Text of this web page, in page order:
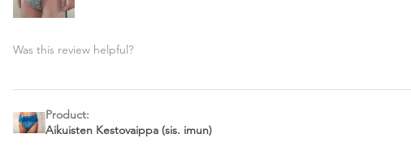
Was this review helpful?
Product:
Aikuisten Kestovaippa (sis. imun)